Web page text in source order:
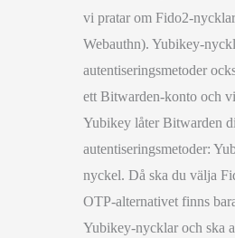
vi pratar om Fido2-
Webauthn). Yubikey-
autentiseringsmetoder
ett Bitwarden-konto och
Yubikey låter Bitwarden
autentiseringsmetoder:
nyckel. Då ska du välja
OTP-alternativet finns
Yubikey-nycklar och ska